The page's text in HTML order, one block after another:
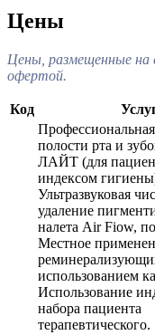
записям
Цены
Цены, размещенные на
офертой.
Код
полости рта и
ЛАЙТ (для
индексом
Ультразвуковая
удаление
налета Air Fiow,
Местное
использованием
Использование
набора пациента
терапевтического.